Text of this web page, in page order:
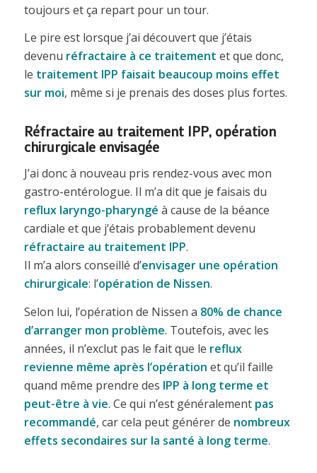
toujours et ça repart pour un tour.
Le pire est lorsque j’ai découvert que j’étais
devenu réfractaire à ce traitement et que donc,
le traitement IPP faisait beaucoup moins effet
sur moi, même si je prenais des doses plus fortes.
Réfractaire au traitement IPP, opération
chirurgicale envisagée
J’ai donc à nouveau pris rendez-vous avec mon
gastro-entérologue. Il m’a dit que je faisais du
reflux laryngo-pharyngé à cause de la béance
cardiale et que j’étais probablement devenu
réfractaire au traitement IPP.
Il m’a alors conseillé d’envisager une opération
chirurgicale: l’opération de Nissen.
Selon lui, l’opération de Nissen a 80% de chance
d’arranger mon problème. Toutefois, avec les
années, il n’exclut pas le fait que le reflux
revienne même après l’opération et qu’il faille
quand même prendre des IPP à long terme et
peut-être à vie. Ce qui n’est généralement pas
recommandé, car cela peut générer de nombreux
effets secondaires sur la santé à long terme.